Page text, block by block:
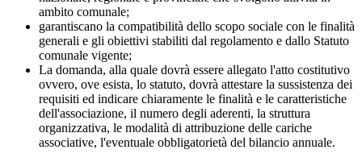
ambito comunale;
garantiscano la compatibilità dello scopo sociale con le finalità
generali e gli obiettivi stabiliti dal regolamento e dallo Statuto
comunale vigente;
La domanda, alla quale dovrà essere allegato l'atto costitutivo
ovvero, ove esista, lo statuto, dovrà attestare la sussistenza dei
requisiti ed indicare chiaramente le finalità e le caratteristiche
dell'associazione, il numero degli aderenti, la struttura
organizzativa, le modalità di attribuzione delle cariche
associative, l'eventuale obbligatorietà del bilancio annuale.